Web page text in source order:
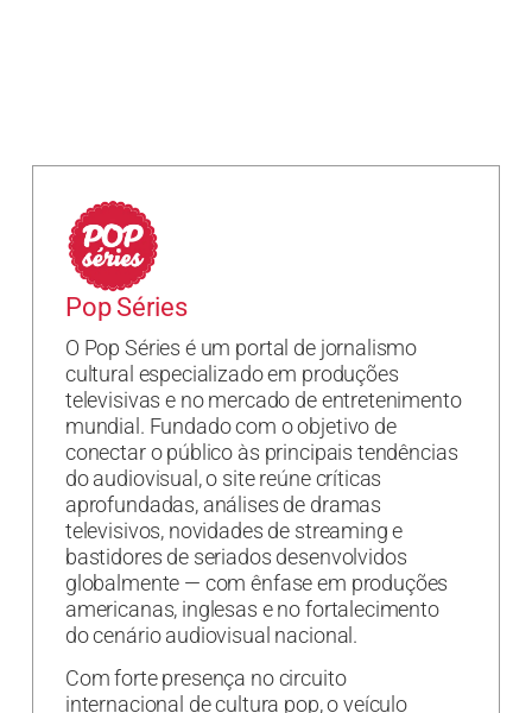
Pop Séries
O Pop Séries é um portal de jornalismo
cultural especializado em produções
televisivas e no mercado de entretenimento
mundial. Fundado com o objetivo de
conectar o público às principais tendências
do audiovisual, o site reúne críticas
aprofundadas, análises de dramas
televisivos, novidades de streaming e
bastidores de seriados desenvolvidos
globalmente — com ênfase em produções
americanas, inglesas e no fortalecimento
do cenário audiovisual nacional.
Com forte presença no circuito
internacional de cultura pop, o veículo